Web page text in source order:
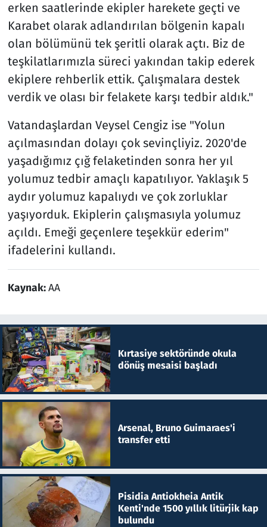
erken saatlerinde ekipler harekete geçti ve
Karabet olarak adlandırılan bölgenin kapalı
olan bölümünü tek şeritli olarak açtı. Biz de
teşkilatlarımızla süreci yakından takip ederek
ekiplere rehberlik ettik. Çalışmalara destek
verdik ve olası bir felakete karşı tedbir aldık."
Vatandaşlardan Veysel Cengiz ise "Yolun
açılmasından dolayı çok sevinçliyiz. 2020'de
yaşadığımız çığ felaketinden sonra her yıl
yolumuz tedbir amaçlı kapatılıyor. Yaklaşık 5
aydır yolumuz kapalıydı ve çok zorluklar
yaşıyorduk. Ekiplerin çalışmasıyla yolumuz
açıldı. Emeği geçenlere teşekkür ederim"
ifadelerini kullandı.
Kaynak:AA
Kırtasiye sektöründe okula
dönüş mesaisi başladı
Arsenal, Bruno Guimaraes'i
transfer etti
Pisidia Antiokheia Antik
Kenti'nde 1500 yıllık litürjik kap
bulundu